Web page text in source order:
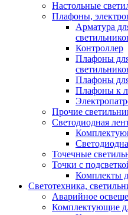
Настольные
Плафоны,
Арматура
Контроллер
Плафоны
Плафоны
Плафоны к
Прочие
Светодиодная
Точечные
Точки с
Комплекты
Светотехника,
Аварийное
Комплектующие